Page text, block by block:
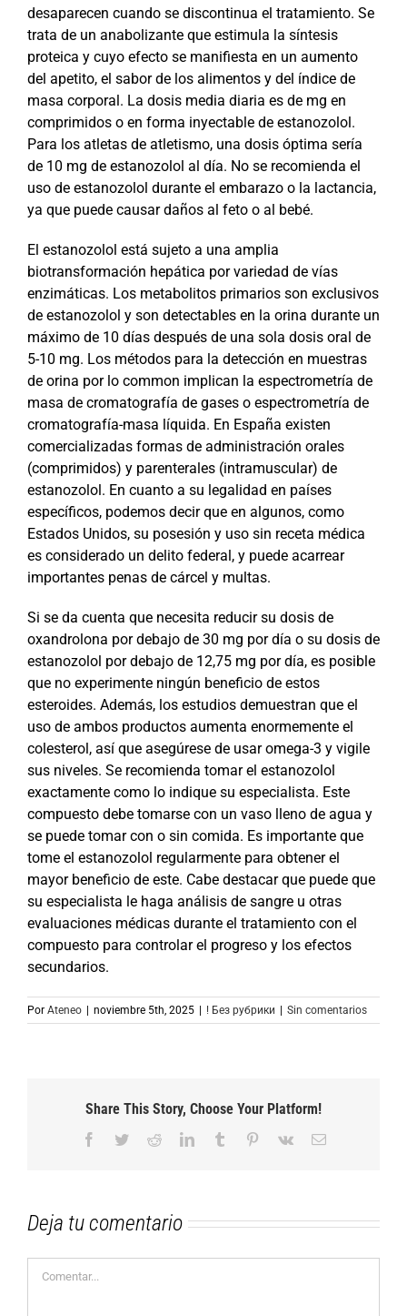
desaparecen cuando se discontinua el tratamiento. Se
trata de un anabolizante que estimula la síntesis
proteica y cuyo efecto se manifiesta en un aumento
del apetito, el sabor de los alimentos y del índice de
masa corporal. La dosis media diaria es de mg en
comprimidos o en forma inyectable de estanozolol.
Para los atletas de atletismo, una dosis óptima sería
de 10 mg de estanozolol al día. No se recomienda el
uso de estanozolol durante el embarazo o la lactancia,
ya que puede causar daños al feto o al bebé.
El estanozolol está sujeto a una amplia
biotransformación hepática por variedad de vías
enzimáticas. Los metabolitos primarios son exclusivos
de estanozolol y son detectables en la orina durante un
máximo de 10 días después de una sola dosis oral de
5-10 mg. Los métodos para la detección en muestras
de orina por lo common implican la espectrometría de
masa de cromatografía de gases o espectrometría de
cromatografía-masa líquida. En España existen
comercializadas formas de administración orales
(comprimidos) y parenterales (intramuscular) de
estanozolol. En cuanto a su legalidad en países
específicos, podemos decir que en algunos, como
Estados Unidos, su posesión y uso sin receta médica
es considerado un delito federal, y puede acarrear
importantes penas de cárcel y multas.
Si se da cuenta que necesita reducir su dosis de
oxandrolona por debajo de 30 mg por día o su dosis de
estanozolol por debajo de 12,75 mg por día, es posible
que no experimente ningún beneficio de estos
esteroides. Además, los estudios demuestran que el
uso de ambos productos aumenta enormemente el
colesterol, así que asegúrese de usar omega-3 y vigile
sus niveles. Se recomienda tomar el estanozolol
exactamente como lo indique su especialista. Este
compuesto debe tomarse con un vaso lleno de agua y
se puede tomar con o sin comida. Es importante que
tome el estanozolol regularmente para obtener el
mayor beneficio de este. Cabe destacar que puede que
su especialista le haga análisis de sangre u otras
evaluaciones médicas durante el tratamiento con el
compuesto para controlar el progreso y los efectos
secundarios.
Por Ateneo noviembre 5th, 2025 ! Без рубрики Sin comentarios
Share This Story, Choose Your Platform!
Facebook
TwitterRedditLinkedInTumblr Pinterest
Vk
Correo
Deja tu comentario